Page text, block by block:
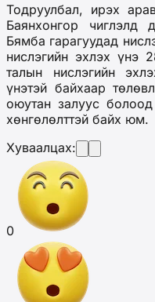
Тодруулбал, ирэх
Баянхонгор чиглэлд
Бямба гарагуудад
нислэгийн эхлэх үнэ
талын нислэгийн
үнэтэй байхаар
оюутан залуус
хөнгөлөлттэй байх юм.
Хуваалцах:
0